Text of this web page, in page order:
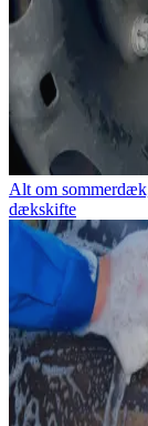
Alt om
dækskifte